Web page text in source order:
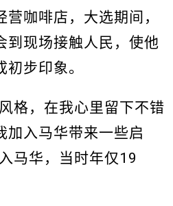
咖啡店，大选期间，
到现场接触人民，使他
步印象。
格，在我心里留下不错
加入马华带来一些启
马华，当时年仅19